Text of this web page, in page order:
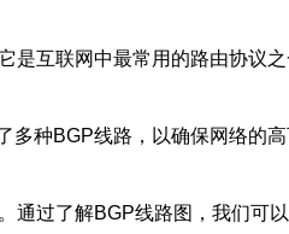
互联网中最常用的路由协议
种BGP线路，以确保网络的
过了解BGP线路图，我们可